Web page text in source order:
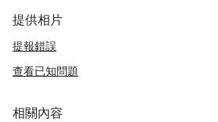
提供相片
提報錯誤
查看已知問題
相關內容